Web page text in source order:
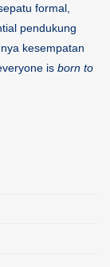
formal,
pendukung
kesempatan
is born to